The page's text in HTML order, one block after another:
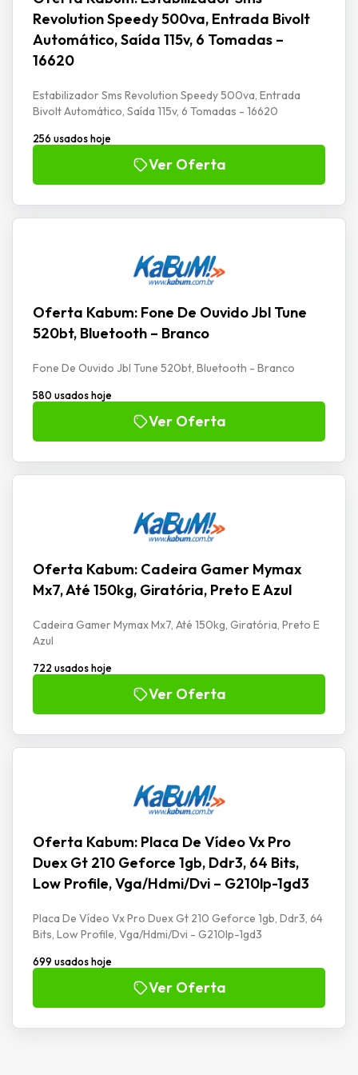
Revolution Speedy 500va, Entrada Bivolt
Automático, Saída 115v, 6 Tomadas –
16620
Estabilizador Sms Revolution Speedy 500va, Entrada
Bivolt Automático, Saída 115v, 6 Tomadas - 16620
256 usados hoje
Ver Oferta
Oferta Kabum: Fone De Ouvido Jbl Tune
520bt, Bluetooth – Branco
Fone De Ouvido Jbl Tune 520bt, Bluetooth - Branco
580 usados hoje
Ver Oferta
Oferta Kabum: Cadeira Gamer Mymax
Mx7, Até 150kg, Giratória, Preto E Azul
Cadeira Gamer Mymax Mx7, Até 150kg, Giratória, Preto E
Azul
722 usados hoje
Ver Oferta
Oferta Kabum: Placa De Vídeo Vx Pro
Duex Gt 210 Geforce 1gb, Ddr3, 64 Bits,
Low Profile, Vga/Hdmi/Dvi – G210lp-1gd3
Placa De Vídeo Vx Pro Duex Gt 210 Geforce 1gb, Ddr3, 64
Bits, Low Profile, Vga/Hdmi/Dvi - G210lp-1gd3
699 usados hoje
Ver Oferta